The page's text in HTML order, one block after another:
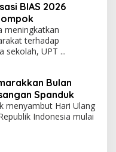
BIAS 2026
meningkatkan
terhadap
sekolah, UPT ...
Bulan
Spanduk
menyambut Hari Ulang
Indonesia mulai